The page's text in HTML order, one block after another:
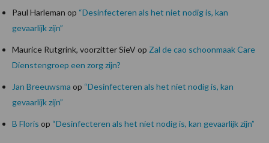
Paul Harleman op “Desinfecteren als het niet nodig is, kan
gevaarlijk zijn”
Maurice Rutgrink, voorzitter SieVop Zal de cao schoonmaak Care
Dienstengroep een zorg zijn?
Jan Breeuwsma op “Desinfecteren als het niet nodig is, kan
gevaarlijk zijn”
B Floris op “Desinfecteren als het niet nodig is, kan gevaarlijk zijn”